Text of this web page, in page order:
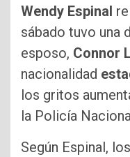
Wendy Espinal
sábado tuvo una
esposo, Connor
nacionalidad
los gritos
la Policía
Según Espinal,